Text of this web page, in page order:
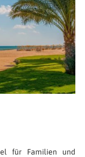
für Familien und